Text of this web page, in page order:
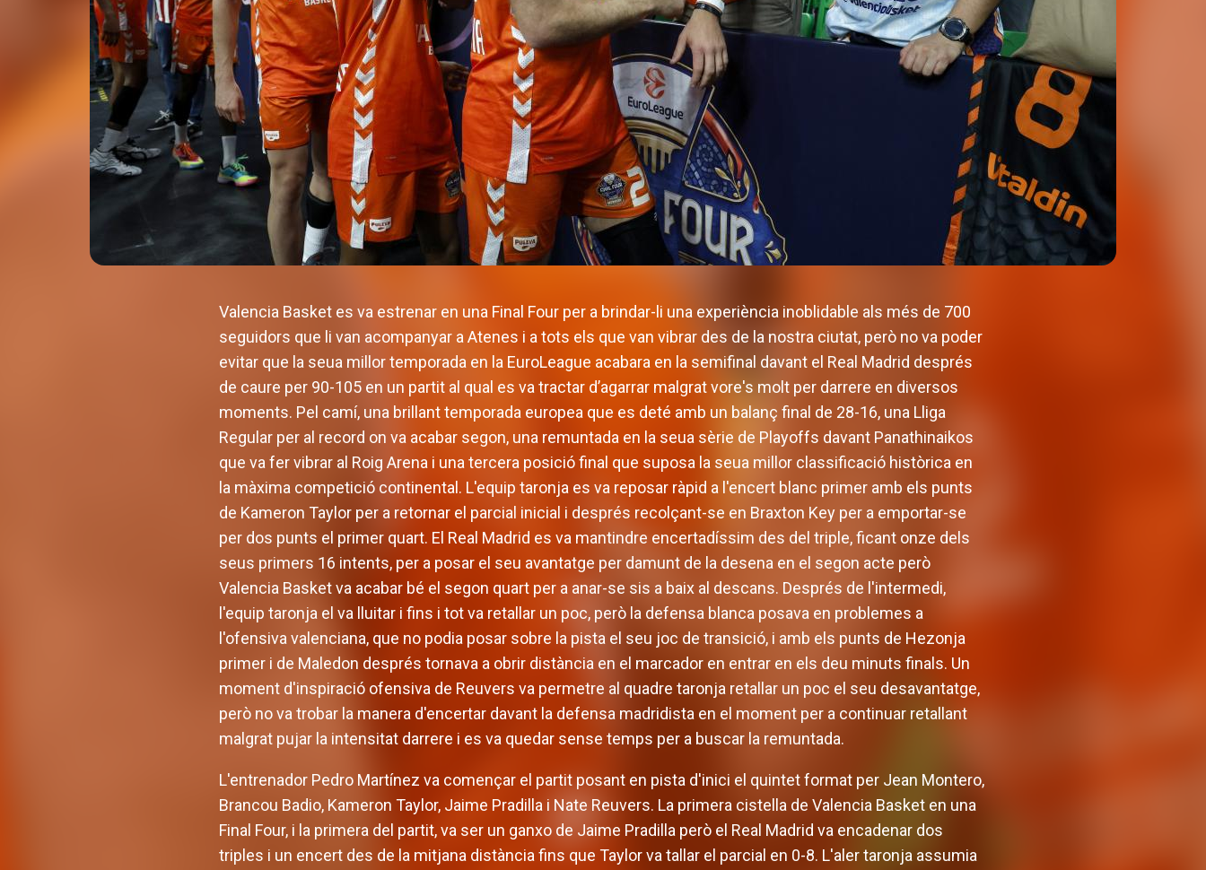
Valencia Basket es va estrenar en una Final Four per a brindar-li una experiència inoblidable als més de 700
seguidors que li van acompanyar a Atenes i a tots els que van vibrar des de la nostra ciutat, però no va poder
evitar que la seua millor temporada en la EuroLeague acabara en la semifinal davant el Real Madrid després
de caure per 90-105 en un partit al qual es va tractar d’agarrar malgrat vore's molt per darrere en diversos
moments. Pel camí, una brillant temporada europea que es deté amb un balanç final de 28-16, una Lliga
Regular per al record on va acabar segon, una remuntada en la seua sèrie de Playoffs davant Panathinaikos
que va fer vibrar al Roig Arena i una tercera posició final que suposa la seua millor classificació històrica en
la màxima competició continental. L'equip taronja es va reposar ràpid a l'encert blanc primer amb els punts
de Kameron Taylor per a retornar el parcial inicial i després recolçant-se en Braxton Key per a emportar-se
per dos punts el primer quart. El Real Madrid es va mantindre encertadíssim des del triple, ficant onze dels
seus primers 16 intents, per a posar el seu avantatge per damunt de la desena en el segon acte però
Valencia Basket va acabar bé el segon quart per a anar-se sis a baix al descans. Després de l'intermedi,
l'equip taronja el va lluitar i fins i tot va retallar un poc, però la defensa blanca posava en problemes a
l'ofensiva valenciana, que no podia posar sobre la pista el seu joc de transició, i amb els punts de Hezonja
primer i de Maledon després tornava a obrir distància en el marcador en entrar en els deu minuts finals. Un
moment d'inspiració ofensiva de Reuvers va permetre al quadre taronja retallar un poc el seu desavantatge,
però no va trobar la manera d'encertar davant la defensa madridista en el moment per a continuar retallant
malgrat pujar la intensitat darrere i es va quedar sense temps per a buscar la remuntada.
L'entrenador Pedro Martínez va començar el partit posant en pista d'inici el quintet format per Jean Montero,
Brancou Badio, Kameron Taylor, Jaime Pradilla i Nate Reuvers. La primera cistella de Valencia Basket en una
Final Four, i la primera del partit, va ser un ganxo de Jaime Pradilla però el Real Madrid va encadenar dos
triples i un encert des de la mitjana distància fins que Taylor va tallar el parcial en 0-8. L'aler taronja assumia